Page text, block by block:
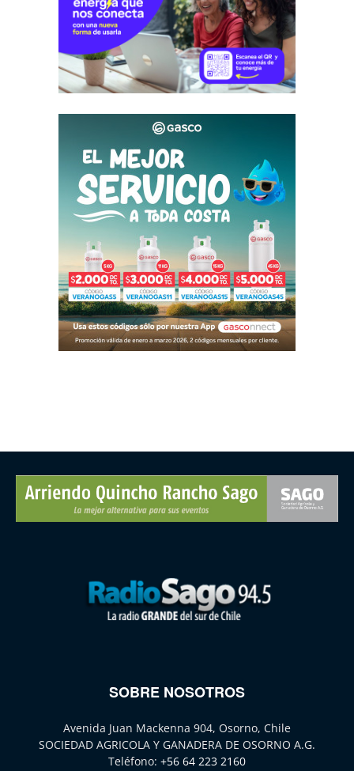
SOBRE NOSOTROS
Avenida Juan Mackenna 904, Osorno, Chile
SOCIEDAD AGRICOLA Y GANADERA DE OSORNO A.G.
Teléfono: +56 64 223 2160